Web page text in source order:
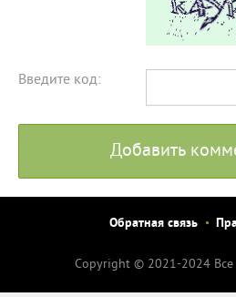
Введите код:
Добавить
Обратная связь
Copyright © 2021-2024